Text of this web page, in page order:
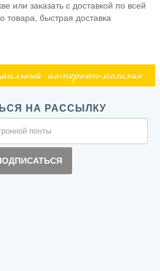
или заказать с доставкой по всей
товара, быстрая доставка
интернет-магазин
НА РАССЫЛКУ